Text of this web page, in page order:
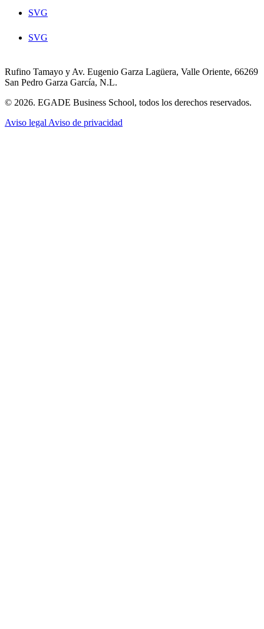
SVG
SVG
Rufino Tamayo y Av. Eugenio Garza Lagüera, Valle Oriente, 66269
San Pedro Garza García, N.L.
© 2026. EGADE Business School, todos los derechos reservados.
Aviso legal Aviso de privacidad